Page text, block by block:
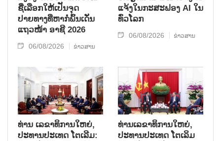
ຊື່ເລືອກໃຫ້ເປັນຈຸດ
ປາຍທາງທີ່ຫາກໍ່ພົ້ນເດັ່ນ
ແຖວໜ້າ ອາຊີ 2026
06/08/2026 ຂ່າວສານ
ແຈ້ງໃນກະສະຟອງ AI ໃນ
ທົ່ວໂລກ
06/08/2026 ຂ່າວສານ
ທ່ານ ເລຂາທິການໃຫຍ່,
ປະທານປະເທດ ໂຕເລີມ:
ທ່ານເລຂາທິການໃຫຍ່,
ປະທານປະເທດ ໂຕເລິມ